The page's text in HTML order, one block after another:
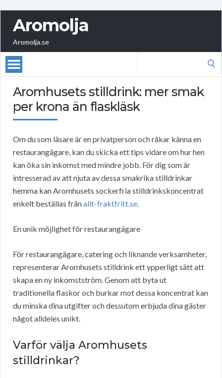
Aromolja
Aromolja.se
Aromhusets stilldrink: mer smak
per krona än flaskläsk
Om du som läsare är en privatperson och råkar känna en
restaurangägare, kan du skicka ett tips vidare om hur hen
kan öka sin inkomst med mindre jobb. För dig som är
intresserad av att njuta av dessa smakrika stilldrinkar
hemma kan Aromhusets sockerfria stilldrinkskoncentrat
enkelt beställas frånallt-fraktfritt.se.
En unik möjlighet för restaurangägare
För restaurangägare, catering och liknande verksamheter,
representerar Aromhusets stilldrink ett ypperligt sätt att
skapa en ny inkomstström. Genom att byta ut
traditionella flaskor och burkar mot dessa koncentrat kan
du minska dina utgifter och dessutom erbjuda dina gäster
något alldeles unikt.
Varför välja Aromhusets
stilldrinkar?